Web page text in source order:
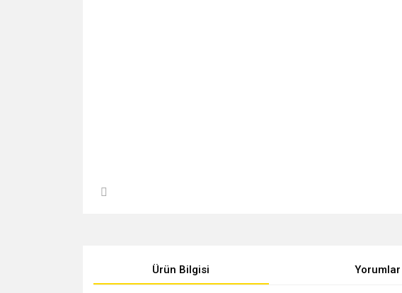
Ürün Bilgisi Yorumlar